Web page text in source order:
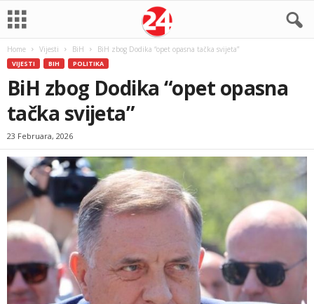
Home Vijesti BiH BiH zbog Dodika “opet opasna tačka svijeta”
VIJESTI BIH POLITIKA
BiH zbog Dodika “opet opasna
tačka svijeta”
23 Februara, 2026